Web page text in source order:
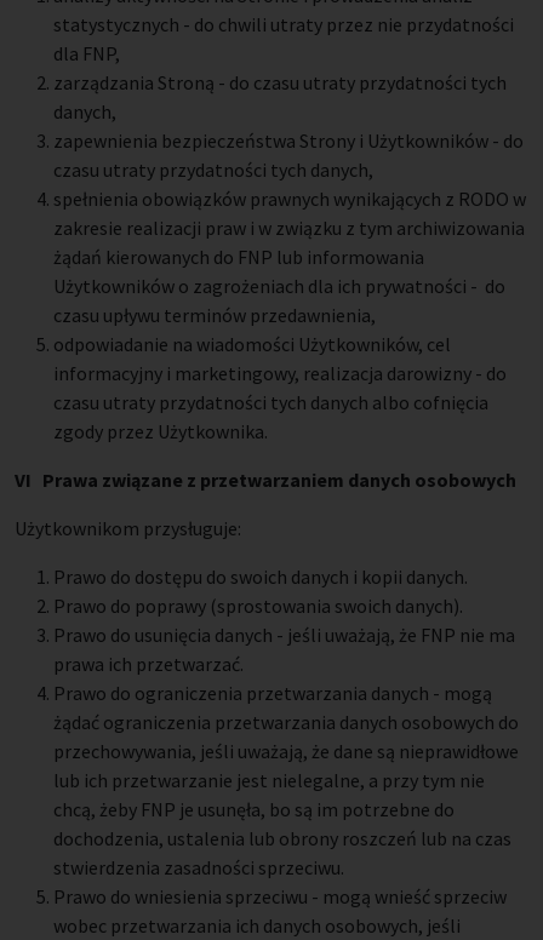
statystycznych - do chwili utraty przez nie przydatności
dla FNP,
zarządzania Stroną - do czasu utraty przydatności tych
danych,
zapewnienia bezpieczeństwa Strony i Użytkowników - do
czasu utraty przydatności tych danych,
spełnienia obowiązków prawnych wynikających z RODO w
zakresie realizacji praw i w związku z tym archiwizowania
żądań kierowanych do FNP lub informowania
Użytkowników o zagrożeniach dla ich prywatności - do
czasu upływu terminów przedawnienia,
odpowiadanie na wiadomości Użytkowników, cel
informacyjny i marketingowy, realizacja darowizny - do
czasu utraty przydatności tych danych albo cofnięcia
zgody przez Użytkownika.
VI Prawa związane z przetwarzaniem danych osobowych
Użytkownikom przysługuje:
Prawo do dostępu do swoich danych i kopii danych.
Prawo do poprawy (sprostowania swoich danych).
Prawo do usunięcia danych - jeśli uważają, że FNP nie ma
prawa ich przetwarzać.
Prawo do ograniczenia przetwarzania danych - mogą
żądać ograniczenia przetwarzania danych osobowych do
przechowywania, jeśli uważają, że dane są nieprawidłowe
lub ich przetwarzanie jest nielegalne, a przy tym nie
chcą, żeby FNP je usunęła, bo są im potrzebne do
dochodzenia, ustalenia lub obrony roszczeń lub na czas
stwierdzenia zasadności sprzeciwu.
Prawo do wniesienia sprzeciwu - mogą wnieść sprzeciw
wobec przetwarzania ich danych osobowych, jeśli